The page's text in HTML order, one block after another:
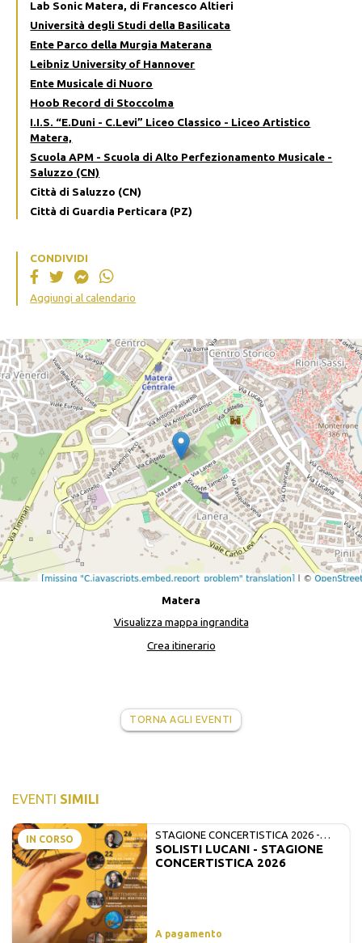
Lab Sonic Matera, di Francesco Altieri
Università degli Studi della Basilicata
Ente Parco della Murgia Materana
Leibniz University of Hannover
Ente Musicale di Nuoro
Hoob Record di Stoccolma
I.I.S. “E.Duni - C.Levi” Liceo Classico - Liceo Artistico
Matera,
Scuola APM - Scuola di Alto Perfezionamento Musicale -
Saluzzo (CN)
Città di Saluzzo (CN)
Città di Guardia Perticara (PZ)
CONDIVIDI
Aggiungi al calendario
Matera
Visualizza mappa ingrandita
Crea itinerario
TORNA AGLI EVENTI
EVENTI SIMILI
IN CORSO
STAGIONE CONCERTISTICA 2026 -
MATE E SOLISTI LUCANI
SOLISTI LUCANI - STAGIONE
CONCERTISTICA 2026
A pagamento